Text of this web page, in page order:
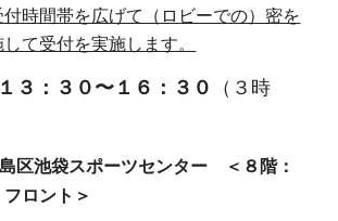
時間帯を広げて（ロビーでの）密を
て受付を実施します。
３：３０〜１６：３０
（３時
区池袋スポーツセンター ＜８階：
ロント＞